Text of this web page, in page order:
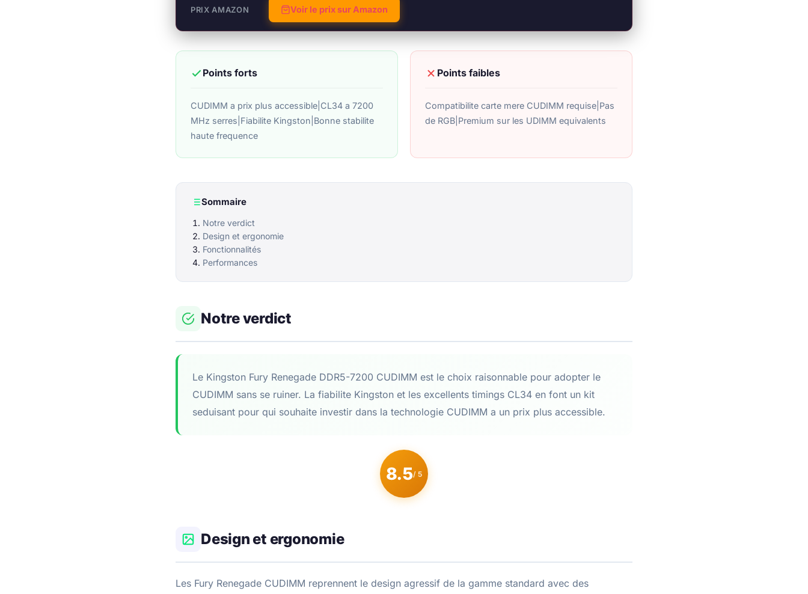
PRIX AMAZON Voir le prix sur Amazon
Points forts
CUDIMM a prix plus accessible|CL34 a 7200
MHz serres|Fiabilite Kingston|Bonne stabilite
haute frequence
Points faibles
Compatibilite carte mere CUDIMM requise|Pas
de RGB|Premium sur les UDIMM equivalents
Sommaire
Notre verdict
Design et ergonomie
Fonctionnalités
Performances
Notre verdict
Le Kingston Fury Renegade DDR5-7200 CUDIMM est le choix raisonnable pour adopter le
CUDIMM sans se ruiner. La fiabilite Kingston et les excellents timings CL34 en font un kit
seduisant pour qui souhaite investir dans la technologie CUDIMM a un prix plus accessible.
8.5/ 5
Design et ergonomie
Les Fury Renegade CUDIMM reprennent le design agressif de la gamme standard avec des